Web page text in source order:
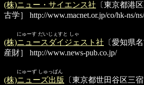
(株)ニュー・サイエンス社 〔東京都港
古学］
http://www.macnet.or.jp/co/hk-ns/ns/
にゅーす だいじぇすと しゃ
(株)ニュースダイジェスト社 〔愛知県
産財］
http://www.news-pub.co.jp/
にゅーず しゅっぱん
(株)ニューズ出版
〔東京都世田谷区三